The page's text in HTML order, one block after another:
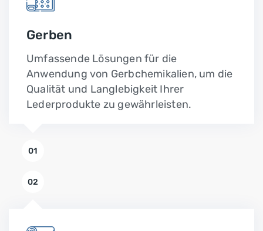
01
Gerben
Umfassende Lösungen für die
Anwendung von Gerbchemikalien, um die
Qualität und Langlebigkeit Ihrer
Lederprodukte zu gewährleisten.
02